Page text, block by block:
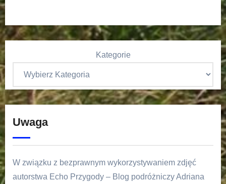
Kategorie
Uwaga
W związku z bezprawnym wykorzystywaniem zdjęć
autorstwa Echo Przygody – Blog podróżniczy Adriana